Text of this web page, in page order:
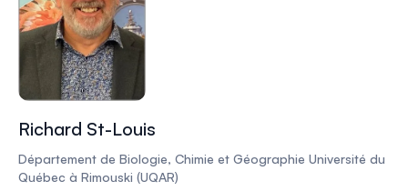
Richard St-Louis
Département de Biologie, Chimie et Géographie Université du
Québec à Rimouski (UQAR)